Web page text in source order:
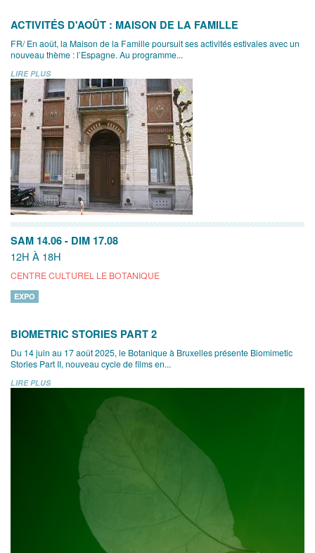
ACTIVITÉS D'AOÛT : MAISON DE LA FAMILLE
FR/ En août, la Maison de la Famille poursuit ses activités estivales avec un
nouveau thème : l’Espagne. Au programme...
LIRE PLUS
SAM 14.06 - DIM 17.08
12H À 18H
CENTRE CULTUREL LE BOTANIQUE
EXPO
BIOMETRIC STORIES PART 2
Du 14 juin au 17 août 2025, le Botanique à Bruxelles présente Biomimetic
Stories Part II, nouveau cycle de films en...
LIRE PLUS